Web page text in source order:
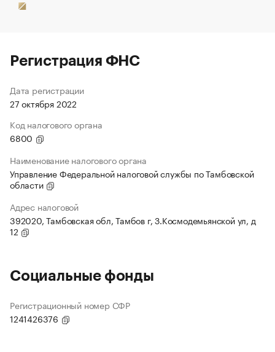
Регистрация ФНС
Дата регистрации
27 октября 2022
Код налогового органа
6800
Наименование налогового органа
Управление Федеральной налоговой службы по Тамбовской
области
Адрес налоговой
392020, Тамбовская обл, Тамбов г, З.Космодемьянской ул, д
12
Социальные фонды
Регистрационный номер СФР
1241426376